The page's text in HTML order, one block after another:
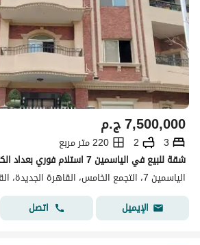
ج.م7,500,000
3
2
220 متر مربع
شقة للبيع في الياسمين 7 استلام فوري بعداد الكهرباء
الياسمين 7، التجمع الخامس، القاهرة الجديدة، القاهرة
الإيميل
اتصل